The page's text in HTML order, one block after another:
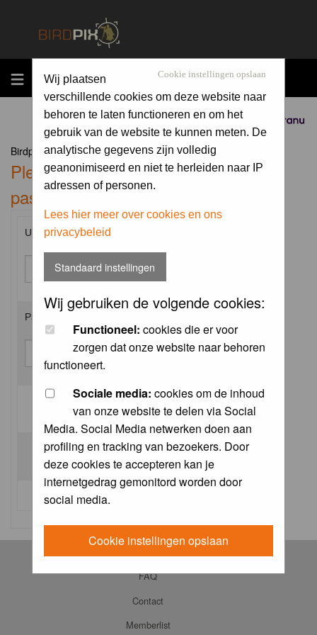
MENU
Sponsored by
Cookie instellingen opslaan
Wij plaatsen
verschillende cookies om deze website naar
behoren te laten functioneren en om het
gebruik van de website te kunnen meten. De
analytische gegevens zijn volledig
geanonimiseerd en niet te herleiden naar IP
adressen of personen.
Lees hier meer over cookies en ons
privacybeleid
Standaard instellingen
Wij gebruiken de volgende cookies:
Functioneel: cookies die er voor
zorgen dat onze website naar behoren
functioneert.
Sociale media: cookies om de inhoud
van onze website te delen via Social
Media. Social Media netwerken doen aan
profiling en tracking van bezoekers. Door
deze cookies te accepteren kan je
internetgedrag gemonitord worden door
social media.
Cookie instellingen opslaan
Birdpix.nl Forum Index
Please enter your username and
password to log in.
Username:
Password:
Log me on automatically each visit:
I forgot my password
FAQ
Contact
Memberlist